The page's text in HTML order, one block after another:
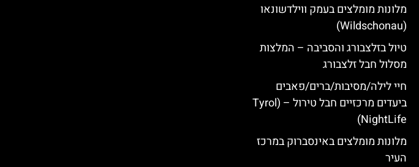
מלונות מומלצים בעמק ווילדשונאו
(Wildschonau)
טיול בזלצבורג והסביבה – המלצות
מסלול חבל זלצבורג
חיי לילה/מסיבות/ברים/פאבים
ביעדים מרכזיים חבל טירול – (Tyrol
NightLife)
מלונות מומלצים באינסברוק במרכז
העיר